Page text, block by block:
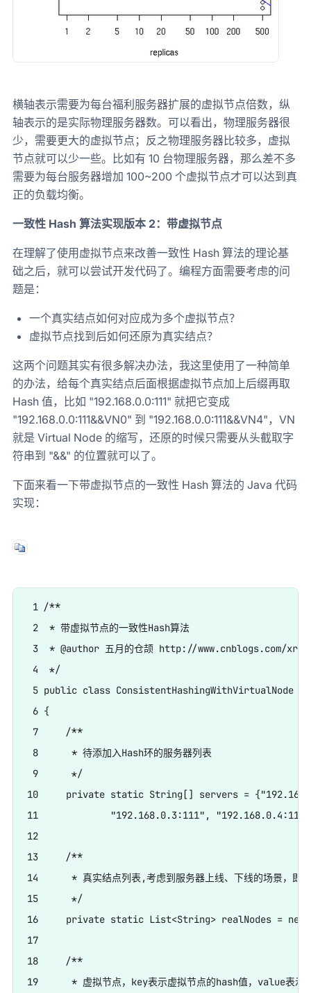
横轴表示需要为每台福利服务器扩展的虚拟节点倍数，纵
轴表示的是实际物理服务器数。可以看出，物理服务器很
少，需要更大的虚拟节点；反之物理服务器比较多，虚拟
节点就可以少一些。比如有 10 台物理服务器，那么差不多
需要为每台服务器增加 100~200 个虚拟节点才可以达到真
正的负载均衡。
一致性 Hash 算法实现版本 2：带虚拟节点
在理解了使用虚拟节点来改善一致性 Hash 算法的理论基
础之后，就可以尝试开发代码了。编程方面需要考虑的问
题是：
一个真实结点如何对应成为多个虚拟节点？
虚拟节点找到后如何还原为真实结点？
这两个问题其实有很多解决办法，我这里使用了一种简单
的办法，给每个真实结点后面根据虚拟节点加上后缀再取
Hash 值，比如 "192.168.0.0:111" 就把它变成
"192.168.0.0:111&&VN0" 到 "192.168.0.0:111&&VN4"，VN
就是 Virtual Node 的缩写，还原的时候只需要从头截取字
符串到 "&&" 的位置就可以了。
下面来看一下带虚拟节点的一致性 Hash 算法的 Java 代码
实现：
1 /**
2  * 带虚拟节点的一致性Hash算法
3  * @author 五月的仓颉 http://www.cnblogs.com/
4  */
5 public class ConsistentHashingWithVirtualNode
6 {
7     /**
8      * 待添加入Hash环的服务器列表
9      */
10     private static String[] servers =
11             "192.168.0.3:111",
12
13     /**
14      * 真实结点列表,考虑到服务器上线、下线的场景，即
15      */
16     private static List<String> realNodes = new
17
18     /**
19      * 虚拟节点，key表示虚拟节点的hash值，value表示